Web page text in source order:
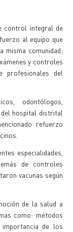
control integral de
al equipo que
misma comunidad;
y controles
profesionales del
odontólogos,
hospital distrital
refuerzo
especialidades,
de controles
vacunas según
de la salud a
como: métodos
de los